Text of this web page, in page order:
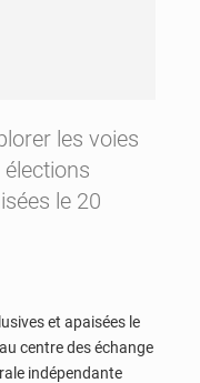
les voies
le 20
et apaisées le
centre des échange
indépendante